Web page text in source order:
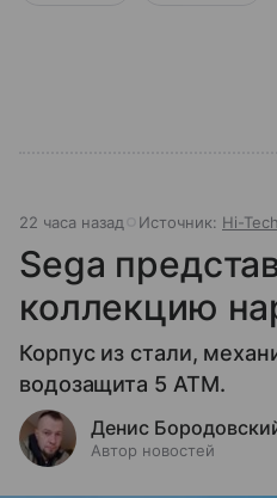
22 часа назад Источник: Hi-
Sega
коллекцию
Корпус из стали,
водозащита 5 ATM.
Денис
Автор новостей